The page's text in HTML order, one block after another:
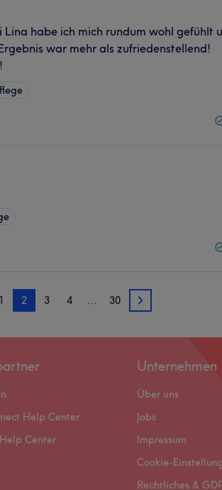
Lina habe ich mich rundum wohl gefühlt
war mehr als zufriedenstellend!
1 2 3 4 … 30 3
Help Center
Center
Unternehmen
Über uns
Jobs
Impressum
Cookie-
Rechtliches &